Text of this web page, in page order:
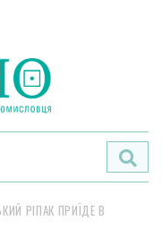
РІПАК ПРИЇДЕ В